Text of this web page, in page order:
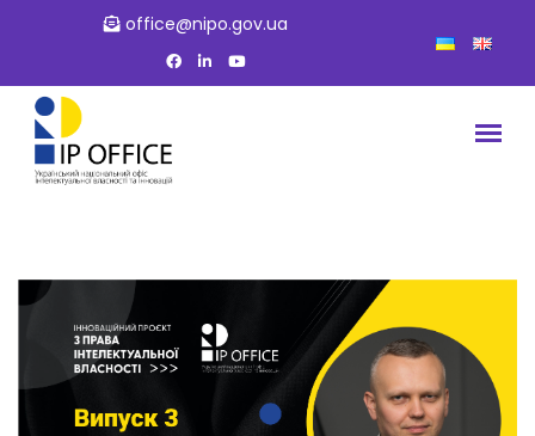
office@nipo.gov.ua